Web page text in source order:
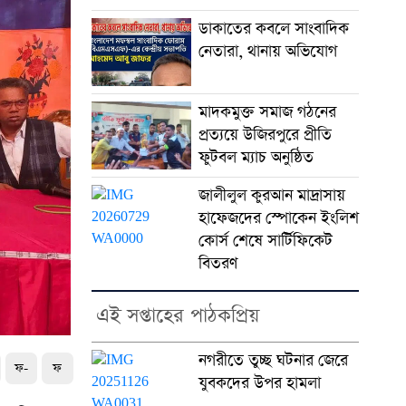
ফ- ফ
ডাকাতের কবলে সাংবাদিক
নেতারা, থানায় অভিযোগ
মাদকমুক্ত সমাজ গঠনের
প্রত্যয়ে উজিরপুরে প্রীতি
ফুটবল ম্যাচ অনুষ্ঠিত
জালীলুল কুরআন মাদ্রাসায়
হাফেজদের স্পোকেন ইংলিশ
কোর্স শেষে সার্টিফিকেট
বিতরণ
এই সপ্তাহের পাঠকপ্রিয়
নগরীতে তুচ্ছ ঘটনার জেরে
যুবকদের উপর হামলা